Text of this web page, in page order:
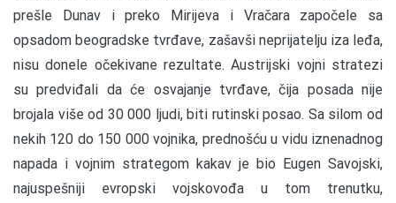
prešle Dunav i preko Mirijeva i Vračara započele sa
opsadom beogradske tvrđave, zašavši neprijatelju iza leđa,
nisu donele očekivane rezultate. Austrijski vojni stratezi
su predviđali da će osvajanje tvrđave, čija posada nije
brojala više od 30 000 ljudi, biti rutinski posao. Sa silom od
nekih 120 do 150 000 vojnika, prednošću u vidu iznenadnog
napada i vojnim strategom kakav je bio Eugen Savojski,
najuspešniji evropski vojskovođa u tom trenutku,